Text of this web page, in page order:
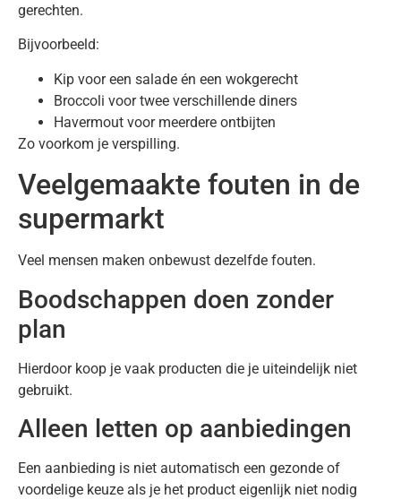
gerechten.
Bijvoorbeeld:
Kip voor een salade én een wokgerecht
Broccoli voor twee verschillende diners
Havermout voor meerdere ontbijten
Zo voorkom je verspilling.
Veelgemaakte fouten in de
supermarkt
Veel mensen maken onbewust dezelfde fouten.
Boodschappen doen zonder
plan
Hierdoor koop je vaak producten die je uiteindelijk niet
gebruikt.
Alleen letten op aanbiedingen
Een aanbieding is niet automatisch een gezonde of
voordelige keuze als je het product eigenlijk niet nodig